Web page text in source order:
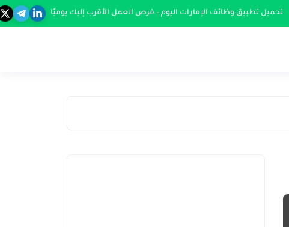
تحميل تطبيق وظائف الإمارات اليوم – فرص العمل الأقرب إليك يوميًا